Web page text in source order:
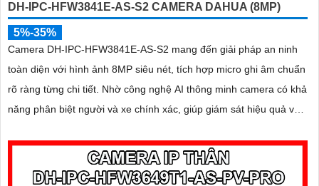
DH-IPC-HFW3841E-AS-S2 CAMERA DAHUA (8MP)
5%-35%
Camera DH-IPC-HFW3841E-AS-S2 mang đến giải pháp an ninh
toàn diện với hình ảnh 8MP siêu nét, tích hợp micro ghi âm chuẩn
rõ ràng từng chi tiết. Nhờ công nghệ AI thông minh camera có khả
năng phân biệt người và xe chính xác, giúp giám sát hiệu quả và